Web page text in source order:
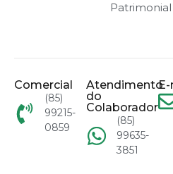
Patrimonial
Comercial
(85)
99215-
0859
Atendimento
do
Colaborador
(85)
99635-
3851
E-